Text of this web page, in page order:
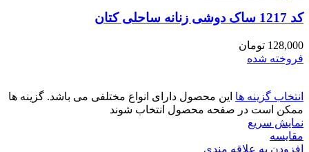
کد 1217 ساک دوشی زنانه ساحلی کتان
128,000 تومان
فروخته شده
انتخاب گزینه ها این محصول دارای انواع مختلفی می باشد. گزینه ها
ممکن است در صفحه محصول انتخاب شوند
نمایش سریع
مقايسه
افزودن به علاقه مندی